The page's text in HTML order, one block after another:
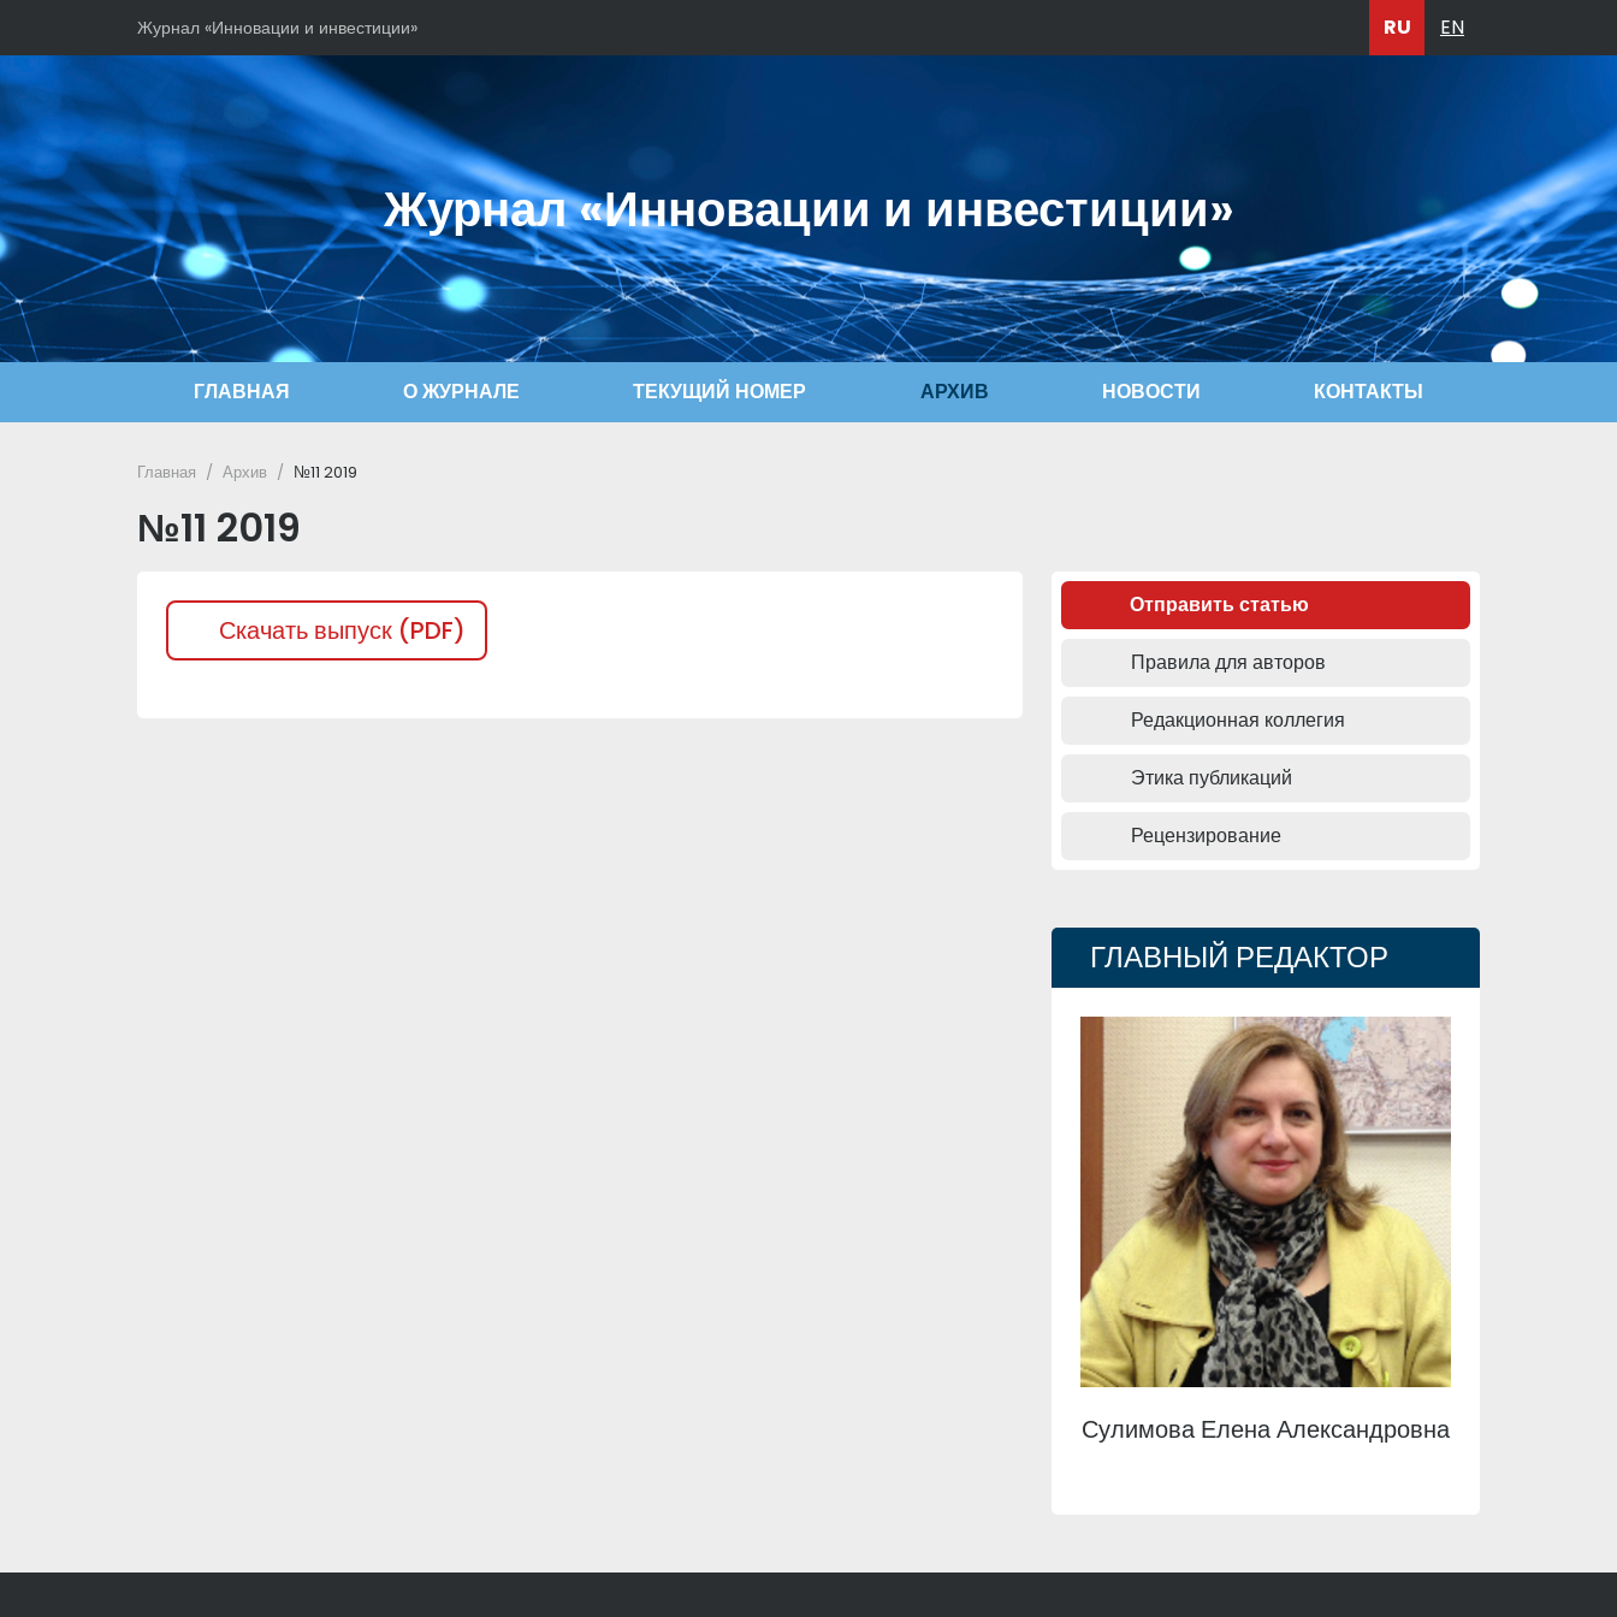
Журнал «Инновации и инвестиции» RU EN
Журнал «Инновации и инвестиции»
ГЛАВНАЯ О ЖУРНАЛЕ ТЕКУЩИЙ НОМЕР АРХИВ НОВОСТИ КОНТАКТЫ
Главная Архив №11 2019
№11 2019
Скачать выпуск (PDF)
Отправить статью
Правила для авторов
Редакционная коллегия
Этика публикаций
Рецензирование
ГЛАВНЫЙ РЕДАКТОР
Сулимова Елена Александровна